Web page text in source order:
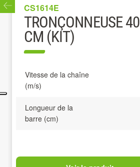
CS1614E
TRONÇONNEUSE 40
CM (KIT)
Vitesse de la chaîne
(m/s)
Longueur de la
barre (cm)